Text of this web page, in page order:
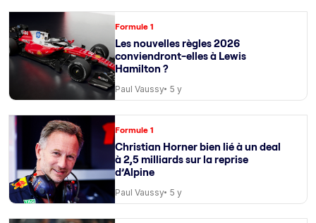
Formule 1
Les nouvelles règles 2026
conviendront-elles à Lewis
Hamilton ?
Paul Vaussy 5 y
Formule 1
Christian Horner bien lié à un deal
à 2,5 milliards sur la reprise
d’Alpine
Paul Vaussy 5 y